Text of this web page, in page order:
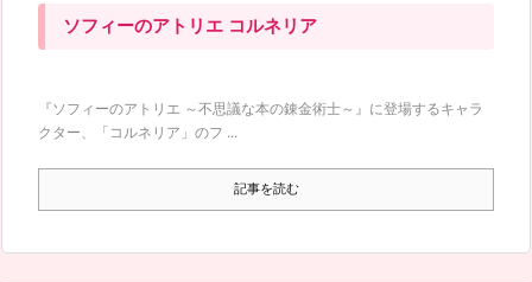
ソフィーのアトリエ コルネリア
『ソフィーのアトリエ ～不思議な本の錬金術士～』に登場するキャラ
クター、「コルネリア」のフ ...
記事を読む